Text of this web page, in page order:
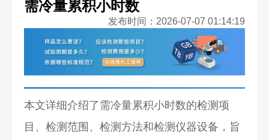
需冷量累积小时数
发布时间：2026-07-07 01:14:19
本文详细介绍了需冷量累积小时数的检测项
目、检测范围、检测方法和检测仪器设备，旨